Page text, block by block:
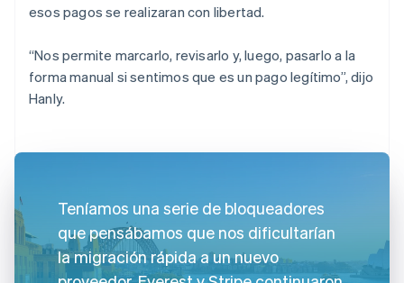
esos pagos se realizaran con libertad.
“Nos permite marcarlo, revisarlo y, luego, pasarlo a la
forma manual si sentimos que es un pago legítimo”, dijo
Hanly.
Teníamos una serie de bloqueadores
que pensábamos que nos dificultarían
la migración rápida a un nuevo